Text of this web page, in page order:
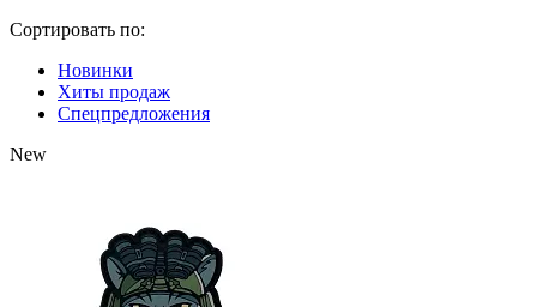
Сортировать по:
Новинки
Хиты продаж
Спецпредложения
New